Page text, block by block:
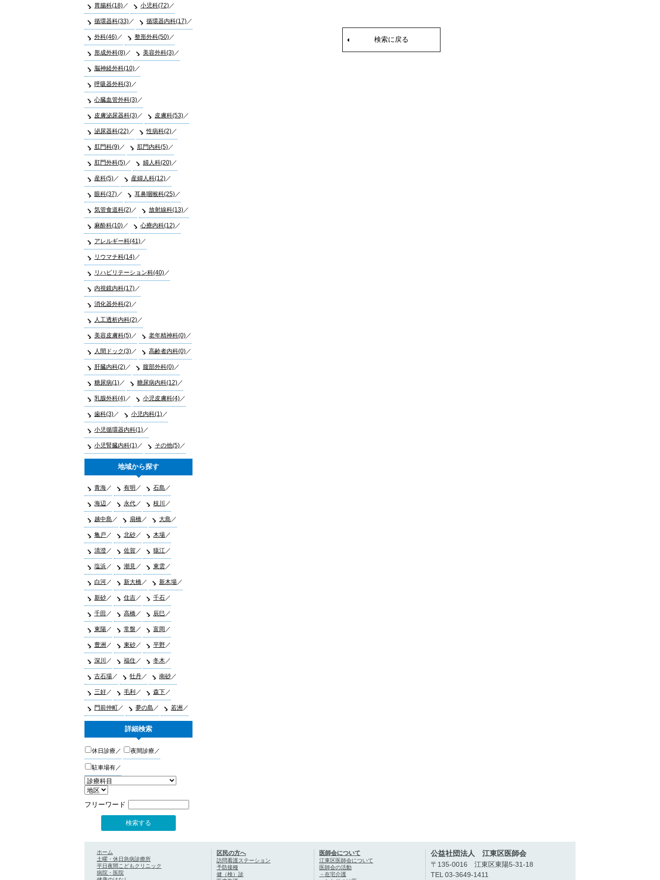
胃腸科(18) 小児科(72)
循環器科(33) 循環器内科(17)
外科(46) 整形外科(50)
形成外科(8) 美容外科(3)
脳神経外科(10)
呼吸器外科(3)
心臓血管外科(3)
皮膚泌尿器科(3) 皮膚科(53)
泌尿器科(22) 性病科(2)
肛門科(9) 肛門内科(5)
肛門外科(5) 婦人科(20)
産科(5) 産婦人科(12)
眼科(37) 耳鼻咽喉科(25)
気管食道科(2) 放射線科(13)
麻酔科(10) 心療内科(12)
アレルギー科(41)
リウマチ科(14)
リハビリテーション科(40)
内視鏡内科(17)
消化器外科(2)
人工透析内科(2)
美容皮膚科(5) 老年精神科(0)
人間ドック(3) 高齢者内科(0)
肝臓内科(2) 腹部外科(0)
糖尿病(1) 糖尿病内科(12)
乳腺外科(4) 小児皮膚科(4)
歯科(3) 小児内科(1)
小児循環器内科(1)
小児腎臓内科(1) その他(5)
地域から探す
青海 有明 石島
海辺 永代 枝川
越中島 扇橋 大島
亀戸 北砂 木場
清澄 佐賀 猿江
塩浜 潮見 東雲
白河 新大橋 新木場
新砂 住吉 千石
千田 高橋 辰巳
東陽 常盤 富岡
豊洲 東砂 平野
深川 福住 冬木
古石場 牡丹 南砂
三好 毛利 森下
門前仲町 夢の島 若洲
詳細検索
休日診療 夜間診療
駐車場有
フリーワード
検索に戻る
ホーム
土曜・休日急病診療所
平日夜間こどもクリニック
病院・医院
区民の方へ
訪問看護ステーション
予防接種
健（検）診
医師会について
江東区医師会について
医師会の活動
－在宅介護
公益社団法人 江東区医師会
〒135-0016 江東区東陽5-31-18
TEL 03-3649-1411